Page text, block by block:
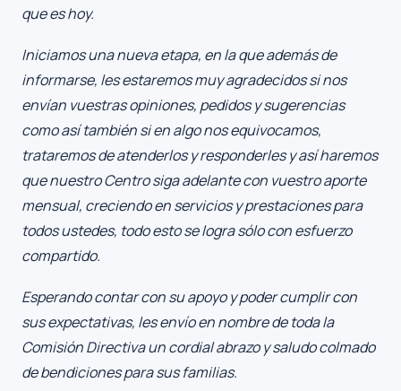
que es hoy.
Iniciamos una nueva etapa, en la que además de
informarse, les estaremos muy agradecidos si nos
envían vuestras opiniones, pedidos y sugerencias
como así también si en algo nos equivocamos,
trataremos de atenderlos y responderles y así haremos
que nuestro Centro siga adelante con vuestro aporte
mensual, creciendo en servicios y prestaciones para
todos ustedes, todo esto se logra sólo con esfuerzo
compartido.
Esperando contar con su apoyo y poder cumplir con
sus expectativas, les envío en nombre de toda la
Comisión Directiva un cordial abrazo y saludo colmado
de bendiciones para sus familias.